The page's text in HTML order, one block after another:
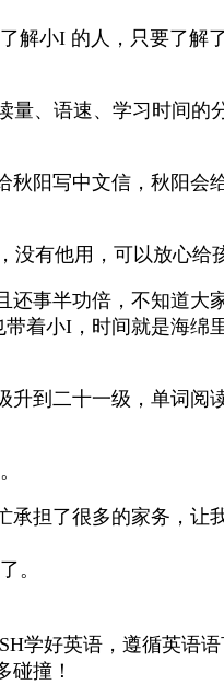
解小I 的人，只要了解
量、语速、学习时间的
秋阳写中文信，秋阳会
有他用，可以放心给
事半功倍，不知道大
着小I，时间就是海绵
到二十一级，单词阅
承担了很多的家务，让
。
学好英语，遵循英语
碰撞！